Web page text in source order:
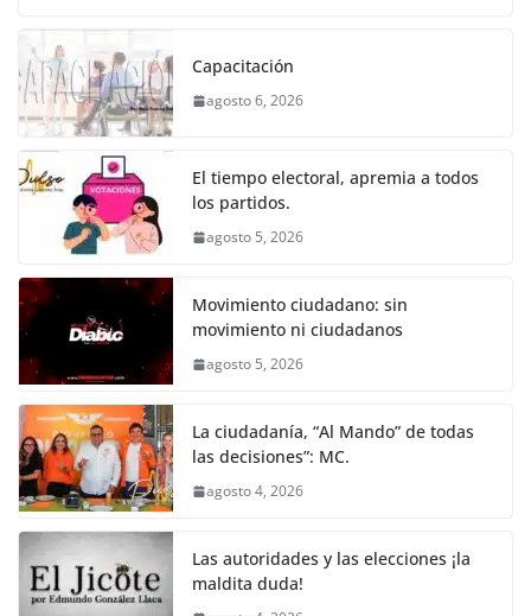
k
c
e
b
o
o
k
itt
er s
A
p
e
n
er
Capacitación
agosto 6, 2026
El tiempo electoral, apremia a todos
los partidos.
agosto 5, 2026
Movimiento ciudadano: sin
movimiento ni ciudadanos
agosto 5, 2026
La ciudadanía, “Al Mando” de todas
las decisiones”: MC.
agosto 4, 2026
Las autoridades y las elecciones ¡la
maldita duda!